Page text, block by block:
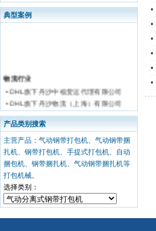
•
•
•
•
•
•
典型案例
物流行业
• DHL旗下丹沙中福货运代理有限公司
• DHL旗下丹沙物流（上海）有限公司
• 华和国际储运有限公司
钢铁 有色金属行业
• 上海宝钢
• 镇江华源铝业有限公司
• 东莞珂霓钢制品有限公司
• 浙江冠川金属
• 中金黄金股份有限公司
• 南京华钢公司
• 鞍山钢铁集团
产品类别搜索
主营产品：气动钢带打包机、气动钢带捆
扎机、钢带打包机、手提式打包机、自动
捆包机、钢带捆扎机、气动钢带捆扎机等
打包机械。
选择类别：